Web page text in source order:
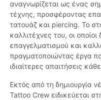
αναγνωρίζεται ως ένας
τέχνης, προσφέροντας
τατουάζ και piercing. Το
καλλιτέχνες του, οι
επαγγελματισμού και
πραγματοποιώντας έργα
ιδιαίτερες απαιτήσεις
Εκτός από τη δημιουργία
Tattoo Crew ειδικεύεται